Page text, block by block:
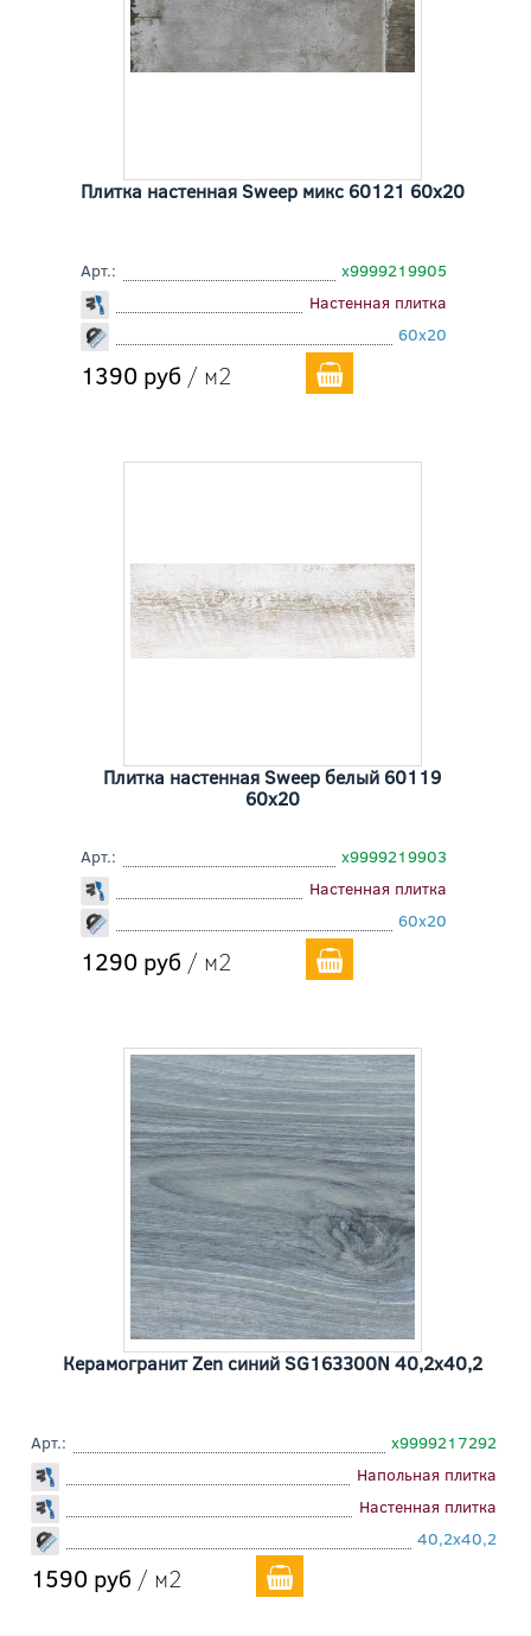
Плитка настенная Sweep микс 60121 60x20
Арт.:
х9999219905
Настенная плитка
60x20
1390 руб / м2
Плитка настенная Sweep белый 60119
60x20
Арт.:
х9999219903
Настенная плитка
60x20
1290 руб / м2
Керамогранит Zen синий SG163300N 40,2x40,2
Арт.:
х9999217292
Напольная плитка
Настенная плитка
40,2x40,2
1590 руб / м2